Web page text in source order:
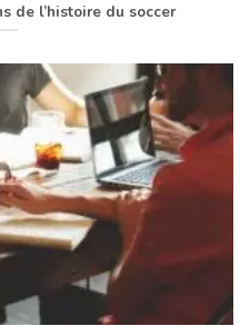
de l’histoire du soccer